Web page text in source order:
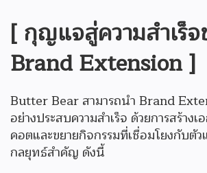
[ กุญแจสู่ความสำเร็
Brand Extension ]
Butter Bear สามารถนำ Brand
อย่างประสบความสำเร็จ ด้วยการสร้า
คอตและขยายกิจกรรมที่เชื่อมโยงกับตั
กลยุทธ์สำคัญ ดังนี้